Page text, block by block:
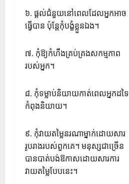
៦. ផ្តល់ជំនួយនៅពេលដែលអ្នកអាច
ធ្វើបាន ប៉ុន្តែកុំបង្ខំខ្លួនឯង។
៧. កុំឱ្យកំហឹងគ្រប់គ្រងសកម្មភាព
របស់អ្នក។
៨. កុំទម្លាប់និយាយកាត់ពេលអ្នកដទៃ
កំពុងនិយាយ។
៩. កុំវាយតម្លៃនរណាម្នាក់ដោយសារ
រូបរាងរបស់ពួកគេ។ មនុស្សជាច្រើន
បានបាត់បង់ឱកាសដោយសារការ
វាយតម្លៃបែបនេះ។